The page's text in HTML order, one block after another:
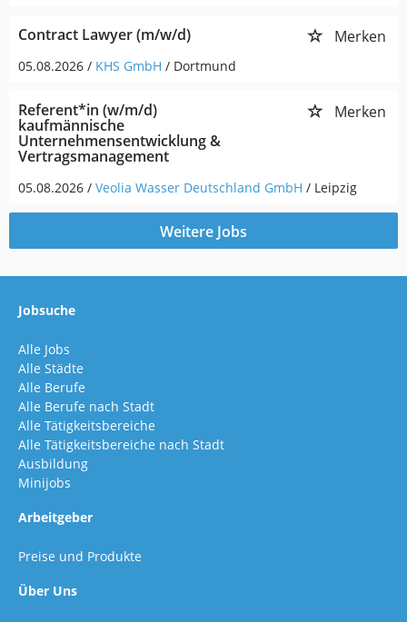
Contract Lawyer (m/w/d) Merken
05.08.2026 / KHS GmbH / Dortmund
Referent*in (w/m/d)
kaufmännische
Unternehmensentwicklung &
Vertragsmanagement
Merken
05.08.2026 / Veolia Wasser Deutschland GmbH / Leipzig
Weitere Jobs
Jobsuche
Alle Jobs
Alle Städte
Alle Berufe
Alle Berufe nach Stadt
Alle Tätigkeitsbereiche
Alle Tätigkeitsbereiche nach Stadt
Ausbildung
Minijobs
Arbeitgeber
Preise und Produkte
Über Uns